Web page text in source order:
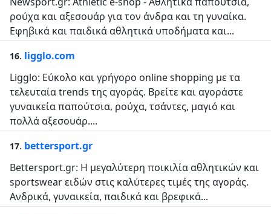
ρούχα και αξεσουάρ για τον άνδρα και τη γυναίκα.
Εφηβικά και παιδικά αθλητικά υποδήματα και...
16. ligglo.com
Ligglo: Εύκολο και γρήγορο online shopping με τα
τελευταία trends της αγοράς. Βρείτε και αγοράστε
γυναικεία παπούτσια, ρούχα, τσάντες, μαγιό και
πολλά αξεσουάρ....
17. bettersport.gr
Bettersport.gr: Η μεγαλύτερη ποικιλία αθλητικών και
sportswear ειδών στις καλύτερες τιμές της αγοράς.
Ανδρικά, γυναικεία, παιδικά και βρεφικά...